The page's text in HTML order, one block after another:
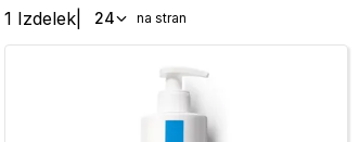
1 Izdelek 24 na stran